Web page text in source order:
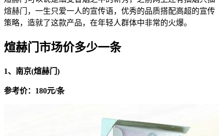
煊赫门，一生只爱一人的宣传语，优秀的品质搭配高超的宣传
策略，造就了这款产品，在年轻人群体中非常的火爆。
煊赫门市场价多少一条
1、南京(煊赫门)
参考价：180元/条